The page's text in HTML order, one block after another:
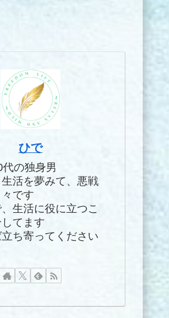
ひで
独身男
活を夢みて、悪戦
です
生活に役に立つこ
てます
立ち寄ってください